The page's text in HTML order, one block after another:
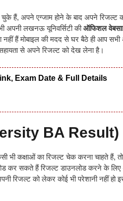
चुके हैं, अपने एग्जाम होने के बाद अपने रिजल्ट
अपनी लखनऊ यूनिवर्सिटी कीऑफिशल
हैं मोबाइल की मदद से घर बैठे ही आप सभी
से अपने रिजल्ट को देख लेना है।
Exam Date & Full Details
BA Result)
भी कक्षाओं का रिजल्ट चेक करना चाहते हैं,
कर सकते हैं रिजल्ट डाउनलोड करने के
रिजल्ट को लेकर कोई भी परेशानी नहीं हो